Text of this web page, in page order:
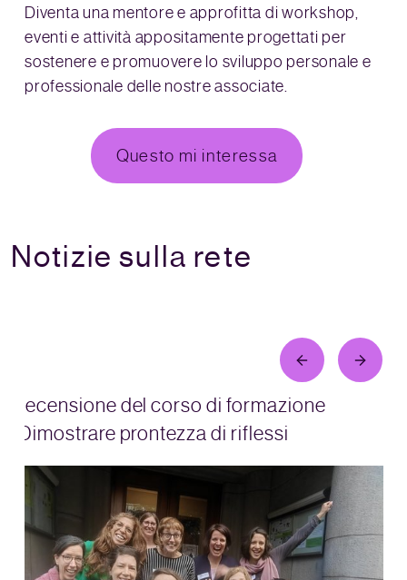
Diventa una mentore e approfitta di workshop,
eventi e attività appositamente progettati per
sostenere e promuovere lo sviluppo personale e
professionale delle nostre associate.
Questo mi interessa
Notizie sulla rete
Recensione del corso di formazione
"Dimostrare prontezza di riflessi